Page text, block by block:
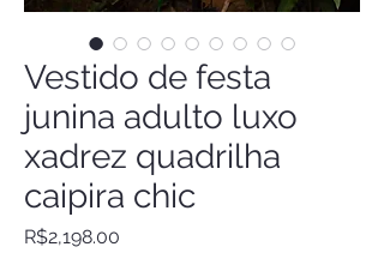
Vestido de festa
junina adulto luxo
xadrez quadrilha
caipira chic
R$2,198.00